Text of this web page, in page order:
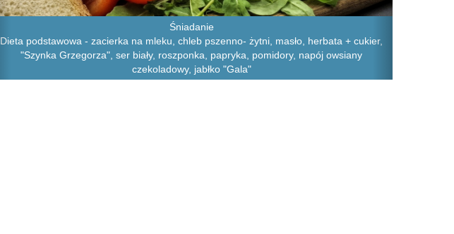
Śniadanie
Dieta podstawowa - zacierka na mleku, chleb pszenno- żytni, masło, herbata + cukier,
"Szynka Grzegorza", ser biały, roszponka, papryka, pomidory, napój owsiany
czekoladowy, jabłko "Gala"